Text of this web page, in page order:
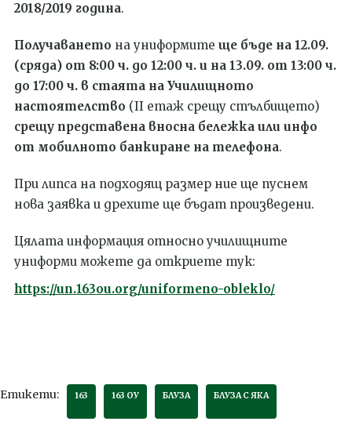
2018/2019 година.
Получаването на униформите ще бъде на 12.09.
(сряда) от 8:00 ч. до 12:00 ч. и на 13.09. от 13:00 ч.
до 17:00 ч. в стаята на Училищното
настоятелство (II етаж срещу стълбището)
срещу представена вносна бележка или инфо
от мобилното банкиране на телефона.
При липса на подходящ размер ние ще пуснем
нова заявка и дрехите ще бъдат произведени.
Цялата информация относно училищните
униформи можете да откриете тук:
https://un.163ou.org/uniformeno-obleklo/
Етикети: 163 163 ОУ БЛУЗА БЛУЗА С ЯКА